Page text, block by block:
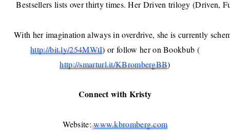
Bestsellers lists over thirty times. Her Driven trilogy (Driven,
With her imagination always in overdrive, she is currently
http://bit.ly/254MWtI) or follow her on Bookbub (
http://smarturl.it/KBrombergBB)
Connect with Kristy
Website: www.kbromberg.com